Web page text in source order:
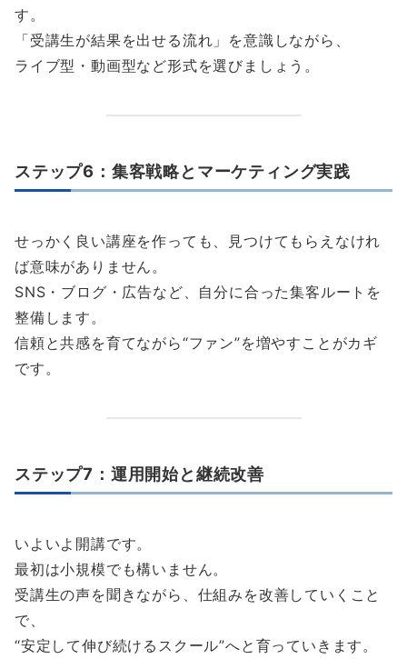
す。
「受講生が結果を出せる流れ」を意識しながら、
ライブ型・動画型など形式を選びましょう。
ステップ6：集客戦略とマーケティング実践
せっかく良い講座を作っても、見つけてもらえなけれ
ば意味がありません。
SNS・ブログ・広告など、自分に合った集客ルートを
整備します。
信頼と共感を育てながら“ファン”を増やすことがカギ
です。
ステップ7：運用開始と継続改善
いよいよ開講です。
最初は小規模でも構いません。
受講生の声を聞きながら、仕組みを改善していくこと
で、
“安定して伸び続けるスクール”へと育っていきます。